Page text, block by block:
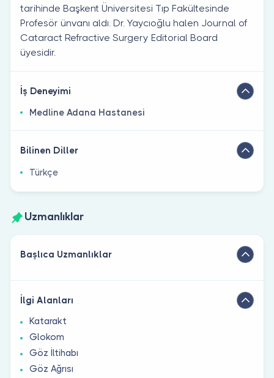
tarihinde Başkent Üniversitesi Tıp Fakültesinde
Profesör ünvanı aldı. Dr. Yaycıoğlu halen Journal of
Cataract Refractive Surgery Editorial Board
üyesidir.
İş Deneyimi
Medline Adana Hastanesi
Bilinen Diller
Türkçe
Uzmanlıklar
Başlıca Uzmanlıklar
İlgi Alanları
Katarakt
Glokom
Göz İltihabı
Göz Ağrısı